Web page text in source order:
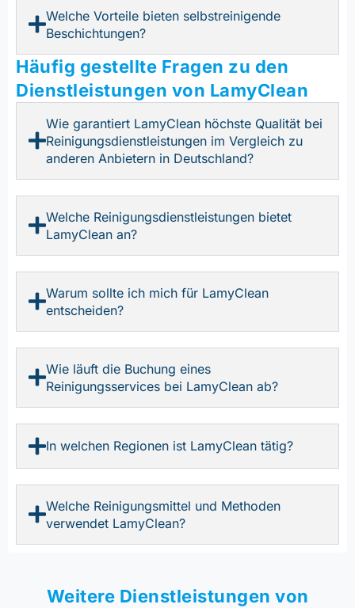
Welche Vorteile bieten selbstreinigende
Beschichtungen?
Häufig gestellte Fragen zu den
Dienstleistungen von LamyClean
Wie garantiert LamyClean höchste Qualität bei
Reinigungsdienstleistungen im Vergleich zu
anderen Anbietern in Deutschland?
Welche Reinigungsdienstleistungen bietet
LamyClean an?
Warum sollte ich mich für LamyClean
entscheiden?
Wie läuft die Buchung eines
Reinigungsservices bei LamyClean ab?
In welchen Regionen ist LamyClean tätig?
Welche Reinigungsmittel und Methoden
verwendet LamyClean?
Weitere Dienstleistungen von